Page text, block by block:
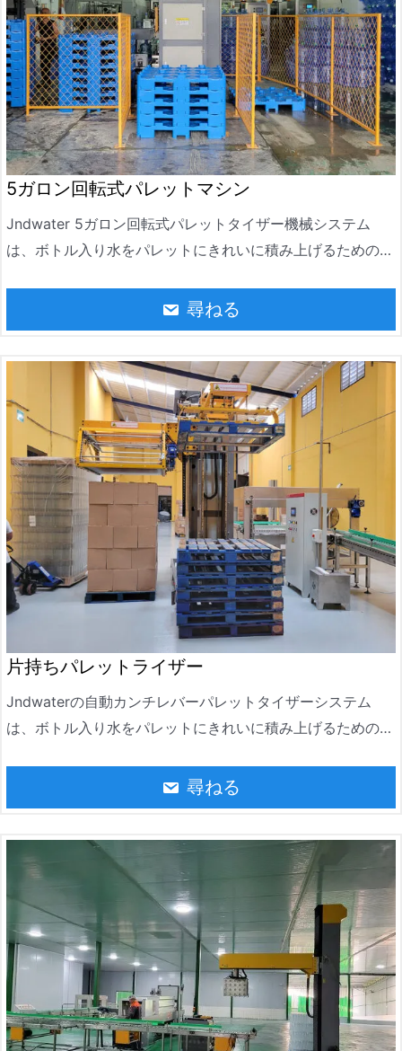
5ガロン回転式パレットマシン
Jndwater 5ガロン回転式パレットタイザー機械システム
は、ボトル入り水をパレットにきれいに積み上げるための自
れています。これによりパレット化作業を効率的かつ正確に
完了し、生産効率を大幅に向上させ、労働コストを削減でき
尋ねる
片持ちパレットライザー
Jndwaterの自動カンチレバーパレットタイザーシステム
は、ボトル入り水をパレットにきれいに積み上げるための自
れています。これによりパレット化作業を効率的かつ正確に
完了し、生産効率を大幅に向上させ、労働コストを削減でき
尋ねる